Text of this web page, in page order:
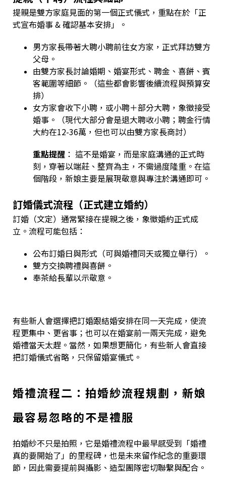
提親是雙方家庭見面的第一個正式儀式，重點在於「正
式宣布婚事 & 確認基本安排」。
男方家長帶著大聘小聘前往女方家，正式拜訪雙方
父母。
由雙方家長討論婚期、婚宴形式、聘金、喜餅、賓
客範圍等細節。（這些都會影響後續流程與預算安
排）
女方家會收下小聘，或小聘＋部分大聘，象徵接受
婚事。（現代大部分會是退大聘收小聘；聘金行情
大約在12-36萬，但也可以由雙方家長商討）
重點提醒 ： 這不是婚宴，而是家庭溝通的正式時
刻，穿著以端莊、整齊為主，不需過度隆重。在這
個階段，新娘主要是展現敬意與專注於溝通即可。
訂婚儀式流程（正式建立婚約）
訂婚（文定）通常緊接在提親之後，象徵婚約正式成
立。流程可能包括：
公布訂婚日與形式（可與婚禮同天或獨立舉行）。
雙方交換聘禮與喜餅。
奉茶給長輩以示敬意。
有些新人會選擇把訂婚跟結婚安排在同一天完成，使流
程更集中、更省事；也可以在婚宴前一兩天完成，避免
婚禮當天太趕。當然，如果想更簡化，有些新人會直接
把訂婚儀式省略，只保留婚宴儀式。
婚禮流程二：拍婚紗流程規劃，新娘
最容易忽略的不是禮服
拍婚紗不只是拍照，它是婚禮流程中最早感受到「婚禮
真的要開始了」的里程碑，也是未來留作紀念的重要環
節，因此需要提前與攝影、造型團隊密切聯繫與配合。